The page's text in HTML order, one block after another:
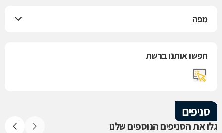
מפה
חפשו אותנו ברשת
סניפים
גלו את הסניפים הנוספים שלנו